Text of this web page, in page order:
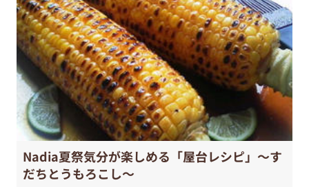
Nadia夏祭気分が楽しめる「屋台レシピ」〜す
だちとうもろこし〜